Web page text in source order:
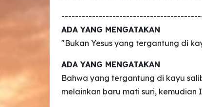
ADA YANG MENGATAKAN
"Bukan Yesus yang tergantung di
ADA YANG MENGATAKAN
Bahwa yang tergantung di kayu
melainkan baru mati suri, kemudian